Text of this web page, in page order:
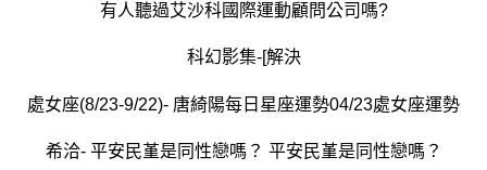
有人聽過艾沙科國際運動顧問公司嗎?
科幻影集-[解決
處女座(8/23-9/22)- 唐綺陽每日星座運勢04/23處女座運勢
希洽- 平安民堇是同性戀嗎？ 平安民堇是同性戀嗎？